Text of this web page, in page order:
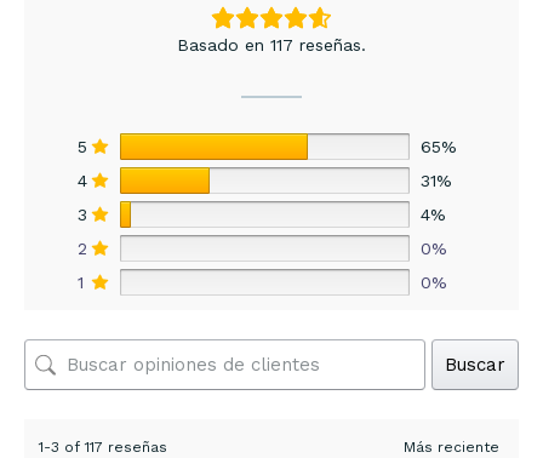
Basado en 117 reseñas.
5
65%
4
31%
3
4%
2
0%
1
0%
Buscar
1-3 of 117 reseñas